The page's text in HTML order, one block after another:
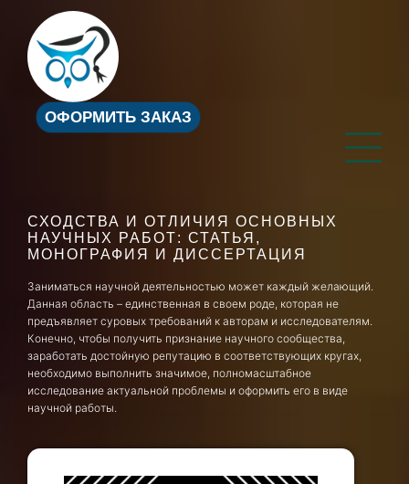
ОФОРМИТЬ ЗАКАЗ
СХОДСТВА И ОТЛИЧИЯ ОСНОВНЫХ
НАУЧНЫХ РАБОТ: СТАТЬЯ,
МОНОГРАФИЯ И ДИССЕРТАЦИЯ
Заниматься научной деятельностью может каждый желающий.
Данная область – единственная в своем роде, которая не
предъявляет суровых требований к авторам и исследователям.
Конечно, чтобы получить признание научного сообщества,
заработать достойную репутацию в соответствующих кругах,
необходимо выполнить значимое, полномасштабное
исследование актуальной проблемы и оформить его в виде
научной работы.